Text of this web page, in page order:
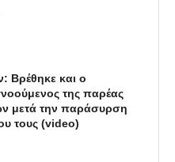
Βρέθηκε και ο
της παρέας
μετά την παράσυρση
τους (video)